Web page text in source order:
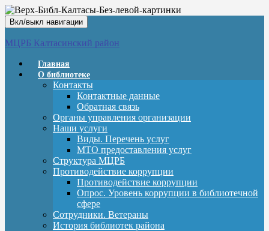
Вкл/выкл навигации
МЦРБ Калтасинский район
Главная
О библиотеке
Контакты
Контактные данные
Обратная связь
Органы управления организации
Наши услуги
Виды. Перечень услуг
МТО предоставления услуг
Структура МЦРБ
Противодействие коррупции
Противодействие коррупции
Опрос. Уровень коррупции в библиотечной
сфере
Сотрудники. Ветераны
История библиотек района